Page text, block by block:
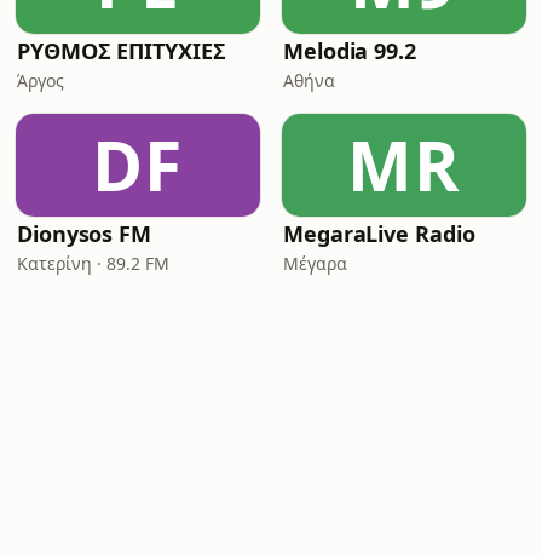
ΡΥΘΜΟΣ ΕΠΙΤΥΧΙΕΣ
Άργος
Melodia 99.2
Αθήνα
DF
Dionysos FM
Κατερίνη · 89.2 FM
MR
MegaraLive Radio
Μέγαρα